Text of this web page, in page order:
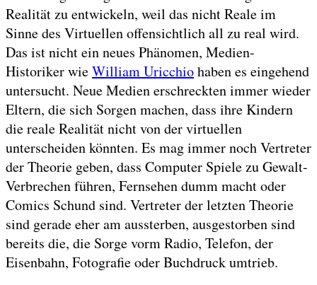
Realität zu entwickeln, weil das nicht Reale im
Sinne des Virtuellen offensichtlich all zu real wird.
Das ist nicht ein neues Phänomen, Medien-
Historiker wieWilliam Uricchiohaben es eingehend
untersucht. Neue Medien erschreckten immer wieder
Eltern, die sich Sorgen machen, dass ihre Kindern
die reale Realität nicht von der virtuellen
unterscheiden könnten. Es mag immer noch Vertreter
der Theorie geben, dass Computer Spiele zu Gewalt-
Verbrechen führen, Fernsehen dumm macht oder
Comics Schund sind. Vertreter der letzten Theorie
sind gerade eher am aussterben, ausgestorben sind
bereits die, die Sorge vorm Radio, Telefon, der
Eisenbahn, Fotografie oder Buchdruck umtrieb.